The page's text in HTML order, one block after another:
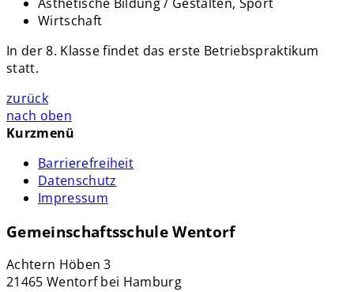
Wirtschaft
In der 8. Klasse findet das erste Betriebspraktikum
statt.
zurück
nach oben
Kurzmenü
Barrierefreiheit
Datenschutz
Impressum
Gemeinschaftsschule Wentorf
Achtern Höben 3
21465 Wentorf bei Hamburg